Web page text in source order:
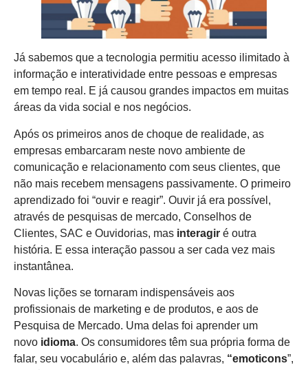
Já sabemos que a tecnologia permitiu acesso ilimitado à
informação e interatividade entre pessoas e empresas
em tempo real. E já causou grandes impactos em muitas
áreas da vida social e nos negócios.
Após os primeiros anos de choque de realidade, as
empresas embarcaram neste novo ambiente de
comunicação e relacionamento com seus clientes, que
não mais recebem mensagens passivamente. O primeiro
aprendizado foi “ouvir e reagir”. Ouvir já era possível,
através de pesquisas de mercado, Conselhos de
Clientes, SAC e Ouvidorias, mas interagir é outra
história. E essa interação passou a ser cada vez mais
instantânea.
Novas lições se tornaram indispensáveis aos
profissionais de marketing e de produtos, e aos de
Pesquisa de Mercado. Uma delas foi aprender um
novo idioma. Os consumidores têm sua própria forma de
falar, seu vocabulário e, além das palavras, “emoticons”,